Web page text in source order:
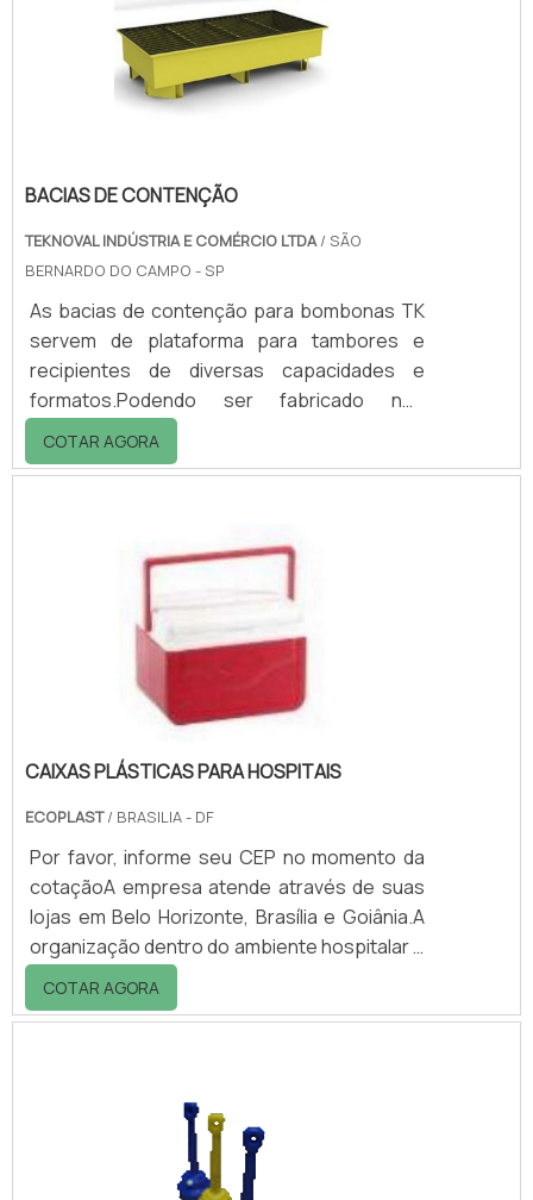
peira.Os suportes são para copos de água
180 e 200 ml.Para melhor funcionamento, é
aconselhável a utilizaç.
BACIAS DE CONTENÇÃO
TEKNOVAL INDÚSTRIA E COMÉRCIO LTDA/ SÃO
BERNARDO DO CAMPO - SP
As bacias de contenção para bombonas TK
servem de plataforma para tambores e
recipientes de diversas capacidades e
formatos.Podendo ser fabricado nos
modelos para 01, 02 e 04 tambores, trazendo
agilidade para o transporte e armazenagem
vazamento de líquidos químicos e inflamáveis
ambiente. São aditivados contra raios UV e
resistentes à intempéries.Amplamente
utilizadas nos segmentos como: P.
COTAR AGORA
CAIXAS PLÁSTICAS PARA HOSPITAIS
ECOPLAST/ BRASILIA - DF
Por favor, informe seu CEP no momento da
cotaçãoA empresa atende através de suas
lojas em Belo Horizonte, Brasília e Goiânia.A
organização dentro do ambiente hospitalar é
extremamente importante para otimizar as
atividades e evitar equívocos. Para isso, o
durabilidade. Pode ser solicitado em
tamanhos diversos, adequando-se assim às
mais diferentes necessidades.Vantagens de
COTAR AGORA